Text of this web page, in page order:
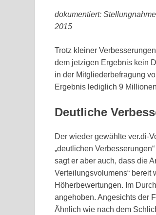
dokumentiert:
2015
Trotz kleiner
dem jetzigen Ergebnis kein
in der Mitgliederbefragung
Ergebnis lediglich 9
Deutliche
Der wieder gewählte ver.di-
„deutlichen
sagt er aber auch, dass die
Verteilungsvolumens“ bereit
Höherbewertungen. Im
angehoben. Angesichts der
Ähnlich wie nach dem